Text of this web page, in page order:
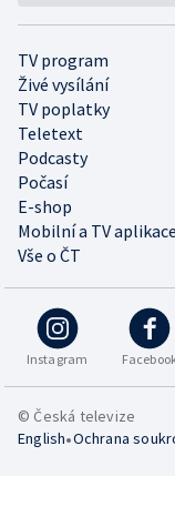
TV program
Živé vysílání
TV poplatky
Teletext
Podcasty
Počasí
E-shop
Mobilní a TV aplikace
Vše o ČT
Instagram
© Česká televize
English•Ochrana